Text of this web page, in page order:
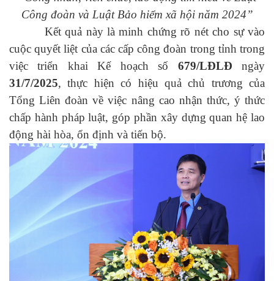
Công đoàn và Luật Bảo hiểm xã hội năm 2024”
Kết quả này là minh chứng rõ nét cho sự vào
cuộc quyết liệt của các cấp công đoàn trong tỉnh trong
việc triển khai Kế hoạch số 679/LĐLĐ ngày
31/7/2025, thực hiện có hiệu quả chủ trương của
Tổng Liên đoàn về việc nâng cao nhận thức, ý thức
chấp hành pháp luật, góp phần xây dựng quan hệ lao
động hài hòa, ổn định và tiến bộ.